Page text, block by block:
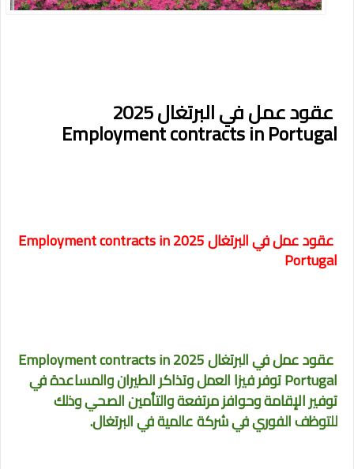
عقود عمل في البرتغال 2025
Employment contracts in Portugal
عقود عمل في البرتغال 2025 Employment contracts in
Portugal
عقود عمل في البرتغال 2025 Employment contracts in
Portugalتوفر فيزا العمل وتذاكر الطيران والمساعدة في
توفير الإقامة وحوافز مرتفعة والتأمين الصحي وذلك
للتوظف الفوري في شركة عالمية في البرتغال.